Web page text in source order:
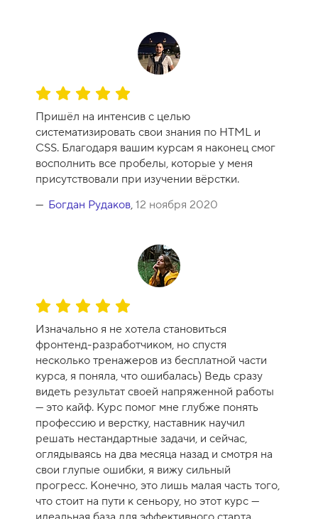
О
е
н
к
а
к
у
0
Пришёл на интенсив с целью
систематизировать свои знания по HTML и
CSS. Благодаря вашим курсам я наконец смог
восполнить все пробелы, которые у меня
присутствовали при изучении вёрстки.
Богдан Рудаков, 12 ноября 2020
О
ц
е
н
к
а
к
р
с
а
-
1
0
Изначально я не хотела становиться
фронтенд-разработчиком, но спустя
несколько тренажеров из бесплатной части
курса, я поняла, что ошибалась) Ведь сразу
видеть результат своей напряженной работы
— это кайф. Курс помог мне глубже понять
профессию и верстку, наставник научил
решать нестандартные задачи, и сейчас,
оглядываясь на два месяца назад и смотря на
свои глупые ошибки, я вижу сильный
прогресс. Конечно, это лишь малая часть того,
что стоит на пути к сеньору, но этот курс —